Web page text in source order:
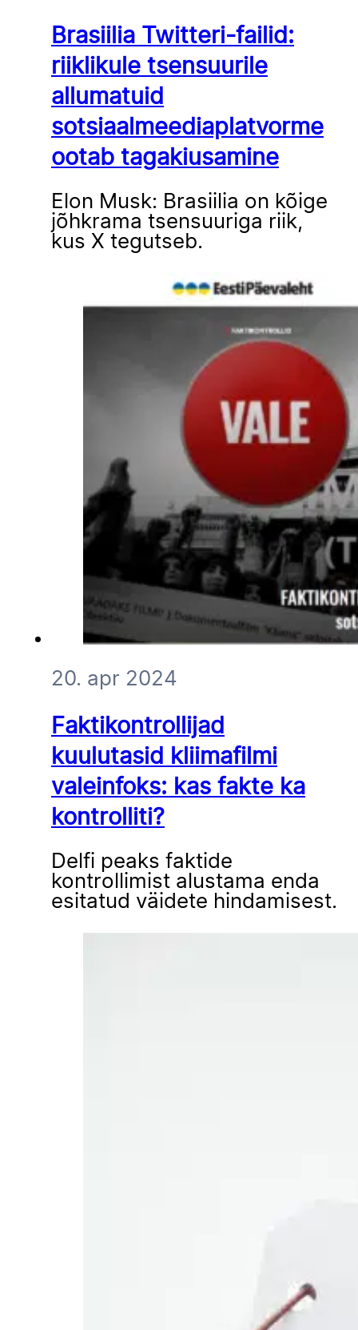
Brasiilia Twitteri-failid:
riiklikule tsensuurile
allumatuid
sotsiaalmeediaplatvorme
ootab tagakiusamine
Elon Musk: Brasiilia on kõige
jõhkrama tsensuuriga riik,
kus X tegutseb.
20. apr 2024
Faktikontrollijad
kuulutasid kliimafilmi
valeinfoks: kas fakte ka
kontrolliti?
Delfi peaks faktide
kontrollimist alustama enda
esitatud väidete hindamisest.